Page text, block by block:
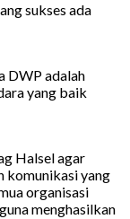
sukses ada
DWP adalah
yang baik
Halsel agar
komunikasi yang
organisasi
menghasilkan